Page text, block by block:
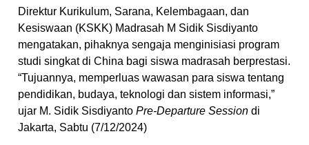
Direktur Kurikulum, Sarana, Kelembagaan, dan
Kesiswaan (KSKK) Madrasah M Sidik Sisdiyanto
mengatakan, pihaknya sengaja menginisiasi program
studi singkat di China bagi siswa madrasah berprestasi.
“Tujuannya, memperluas wawasan para siswa tentang
pendidikan, budaya, teknologi dan sistem informasi,”
ujar M. Sidik Sisdiyanto Pre-Departure Session di
Jakarta, Sabtu (7/12/2024)